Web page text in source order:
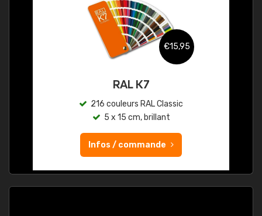
€15,95
RAL K7
216 couleurs RAL Classic
5 x 15 cm, brillant
Infos / commande